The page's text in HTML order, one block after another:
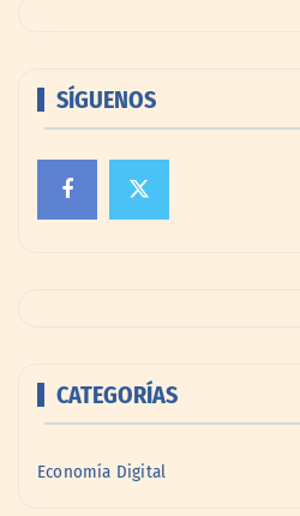
SÍGUENOS
CATEGORÍAS
Economía Digital